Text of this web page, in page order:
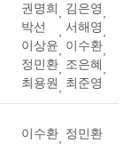
권명희, 김은영,
박선
, 서해영,
이상윤, 이수환,
정민환, 조은혜,
최용원, 최준영
이수환, 정민환